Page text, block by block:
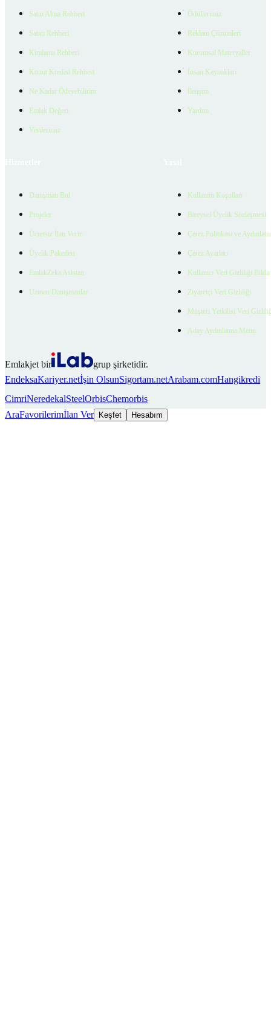
Satın Alma Rehberi
Satıcı Rehberi
Kiralama Rehberi
Konut Kredisi Rehberi
Ne Kadar Ödeyebilirim
Emlak Değeri
Verilerimiz
Ödüllerimiz
Reklam Çözümleri
Kurumsal Materyaller
İnsan Kaynakları
İletişim
Yardım
Danışman Bul
Projeler
Ücretsiz İlan Verin
Üyelik Paketleri
EmlakZeka Asistan
Uzman Danışmanlar
Kullanım Koşulları
Bireysel Üyelik Sözleşmesi
Çerez Politikası ve
Çerez Ayarları
Kullanıcı Veri Gizliliği
Ziyaretçi Veri Gizliliği
Müşteri Yetkilisi Veri
Aday Aydınlatma Metni
Emlakjet bir
grup şirketidir.
EndeksaKariyer.netİşin OlsunSigortam.netArabam.comHangikredi
CimriNeredekalSteelOrbisChemorbis
AraFavorilerimİlan Ver Keşfet Hesabım